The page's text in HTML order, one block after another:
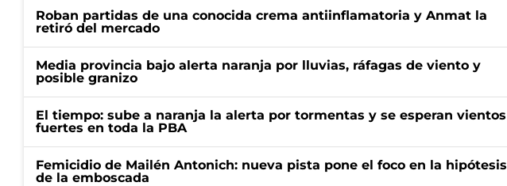
Roban partidas de una conocida crema antiinflamatoria y Anmat la
retiró del mercado
Media provincia bajo alerta naranja por lluvias, ráfagas de viento y
posible granizo
El tiempo: sube a naranja la alerta por tormentas y se esperan vientos
fuertes en toda la PBA
Femicidio de Mailén Antonich: nueva pista pone el foco en la hipótesis
de la emboscada